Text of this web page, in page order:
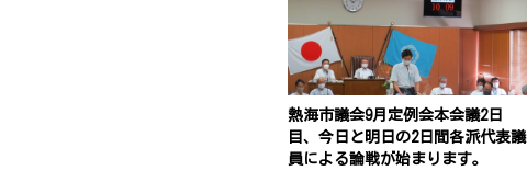
熱海市議会9月定例会本会議2日
目、今日と明日の2日間各派代表議
員による論戦が始まります。